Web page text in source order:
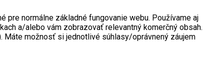
pre normálne základné fungovanie webu. Používame aj
a/alebo vám zobrazovať relevantný komerčný obsah.
Máte možnosť si jednotlivé súhlasy/oprávnený záujem